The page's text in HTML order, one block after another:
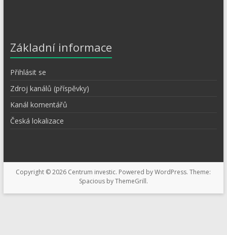
Základní informace
Přihlásit se
Zdroj kanálů (příspěvky)
Kanál komentářů
Česká lokalizace
Copyright © 2026 Centrum investic. Powered byWordPress. Theme:
Spacious byThemeGrill.